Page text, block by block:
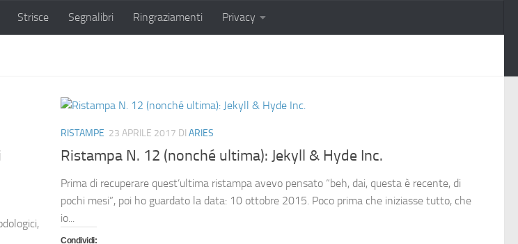
Strisce Segnalibri Ringraziamenti Privacy
RISTAMPE 23 APRILE 2017 DI ARIES
Ristampa N. 12 (nonché ultima): Jekyll & Hyde Inc.
Prima di recuperare quest’ultima ristampa avevo pensato “beh, dai, questa è recente, di
pochi mesi”, poi ho guardato la data: 10 ottobre 2015. Poco prima che iniziasse tutto, che
io...
Condividi: